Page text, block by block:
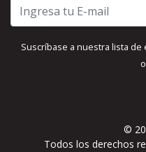
Suscríbase a nuestra lista
©
Todos los derechos